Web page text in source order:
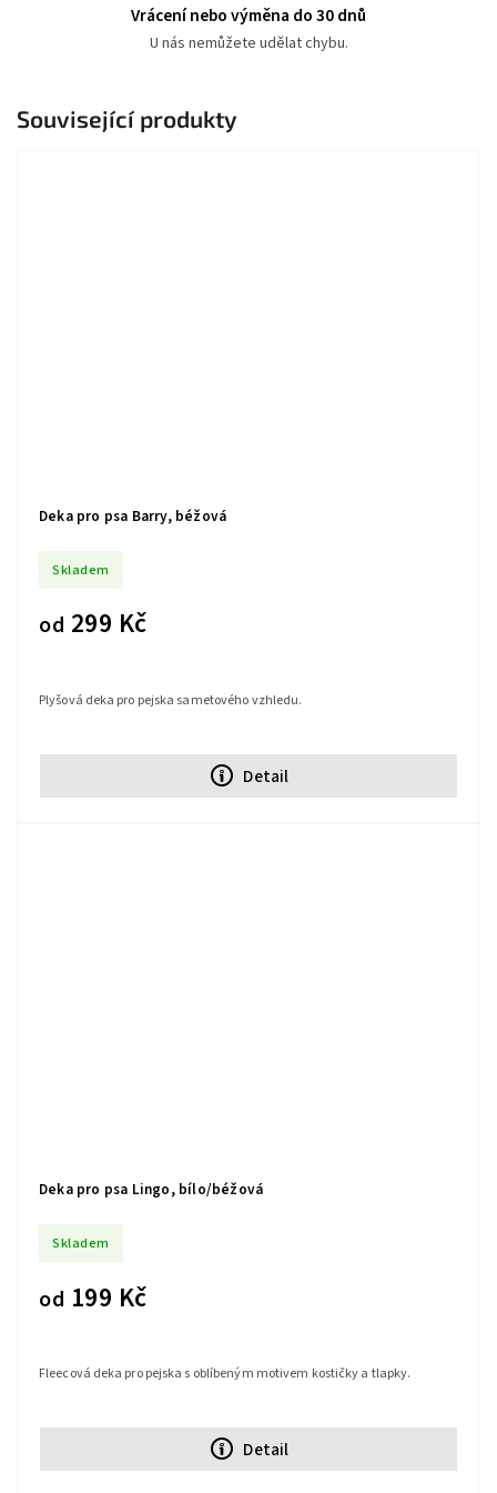
Vrácení nebo výměna do 30 dnů
U nás nemůžete udělat chybu.
Související produkty
Deka pro psa Barry, béžová
Skladem
od 299 Kč
Detail
Plyšová deka pro pejska sametového vzhledu.
Deka pro psa Lingo, bílo/béžová
Skladem
od 199 Kč
Detail
Fleecová deka pro pejska s oblíbeným motivem kostičky a tlapky.